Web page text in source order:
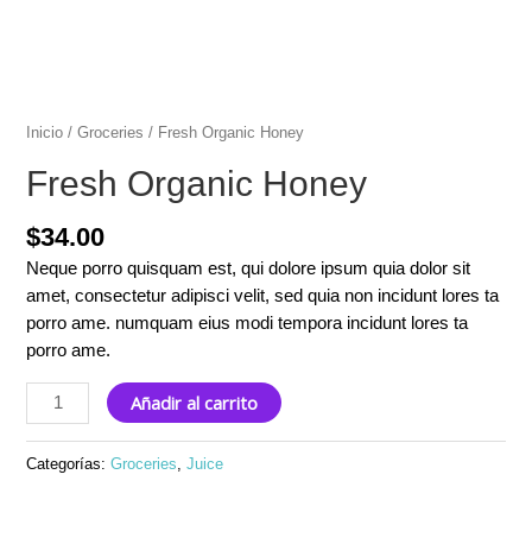
Inicio /Groceries / Fresh Organic Honey
Fresh Organic Honey
$34.00
Neque porro quisquam est, qui dolore ipsum quia dolor sit
amet, consectetur adipisci velit, sed quia non incidunt lores ta
porro ame. numquam eius modi tempora incidunt lores ta
porro ame.
Fresh
Organic
cantidad
Añadir al carrito
Categorías:Groceries ,Juice